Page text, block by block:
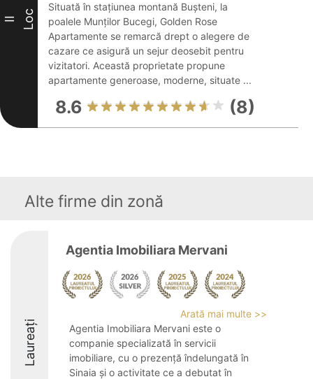
II Loc
Situată în stațiunea montană Bușteni, la
poalele Munților Bucegi, Golden Rose
Apartamente se remarcă drept o alegere de
cazare ce asigură un sejur deosebit pentru
vizitatori. Această proprietate propune
apartamente generoase, moderne, situate ...
8.6 (8)
Alte firme din zonă
Laureați
Agentia Imobiliara Mervani
Arată mai multe >>
Agentia Imobiliara Mervani este o
companie specializată în servicii
imobiliare, cu o prezență îndelungată în
Sinaia și o activitate ce a debutat în